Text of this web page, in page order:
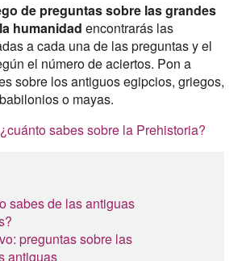
de preguntas sobre las grandes
humanidad encontrarás las
a cada una de las preguntas y el
el número de aciertos. Pon a
sobre los antiguos egipcios, griegos,
o mayas.
sabes sobre la Prehistoria?
sabes de las antiguas
preguntas sobre las
antiguas